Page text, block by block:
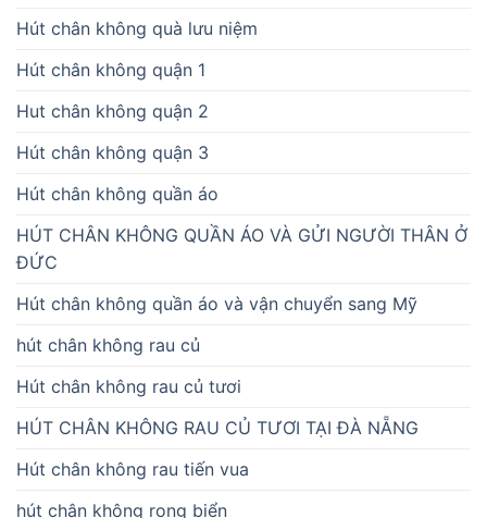
Hút chân không quà lưu niệm
Hút chân không quận 1
Hut chân không quận 2
Hút chân không quận 3
Hút chân không quần áo
HÚT CHÂN KHÔNG QUẦN ÁO VÀ GỬI NGƯỜI THÂN Ở
ĐỨC
Hút chân không quần áo và vận chuyển sang Mỹ
hút chân không rau củ
Hút chân không rau củ tươi
HÚT CHÂN KHÔNG RAU CỦ TƯƠI TẠI ĐÀ NẴNG
Hút chân không rau tiến vua
hút chân không rong biển